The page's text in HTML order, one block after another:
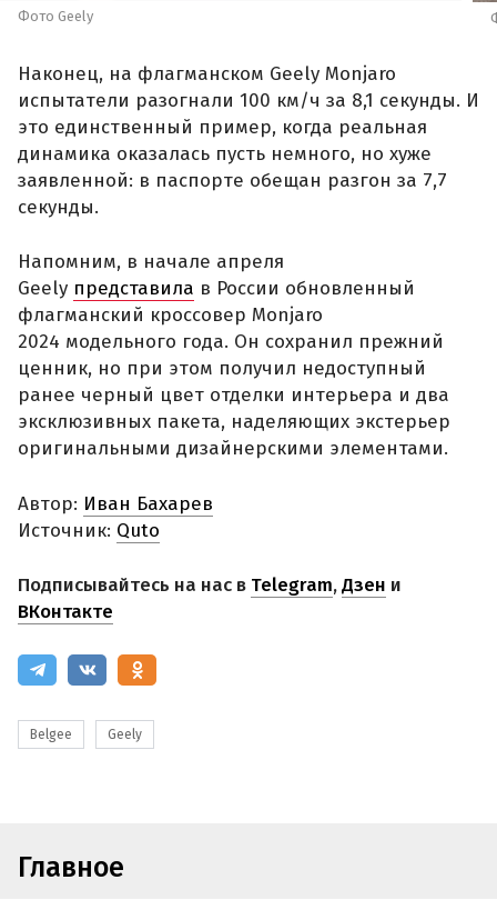
Фото Geely
Наконец, на флагманском Geely Monjaro
испытатели разогнали 100 км/ч за 8,1 секунды. И
это единственный пример, когда реальная
динамика оказалась пусть немного, но хуже
заявленной: в паспорте обещан разгон за 7,7
секунды.
Напомним, в начале апреля
Geely представила в России обновленный
флагманский кроссовер Monjaro
2024 модельного года. Он сохранил прежний
ценник, но при этом получил недоступный
ранее черный цвет отделки интерьера и два
эксклюзивных пакета, наделяющих экстерьер
оригинальными дизайнерскими элементами.
Автор: Иван Бахарев
Источник: Quto
Подписывайтесь на нас в Telegram,Дзен и
ВКонтакте
Belgee Geely
Главное